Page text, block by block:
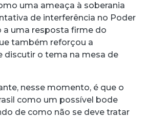
uma ameaça à soberania
de interferência no Poder
a uma resposta firme do
também reforçou a
discutir o tema na mesa de
nesse momento, é que o
como um possível bode
de como não se deve tratar